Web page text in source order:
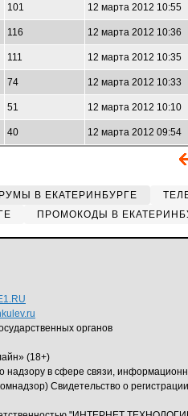
101 12 марта 2012 10:55
116 12 марта 2012 10:36
111 12 марта 2012 10:35
74 12 марта 2012 10:33
51 12 марта 2012 10:10
40 12 марта 2012 09:54
В ЕКАТЕРИНБУРГЕ
ПРОМОКОДЫ В
органов
(18+)
надзору в сфере связи,
Свидетельство о